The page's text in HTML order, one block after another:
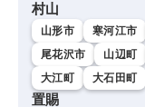
村山
山形市 寒河江市
尾花沢市
山辺町
大江町
大石田町
置賜